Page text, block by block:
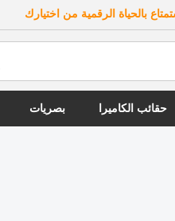
بالحياة الرقمية من اختيارك
حقائب الكاميرا بصريات